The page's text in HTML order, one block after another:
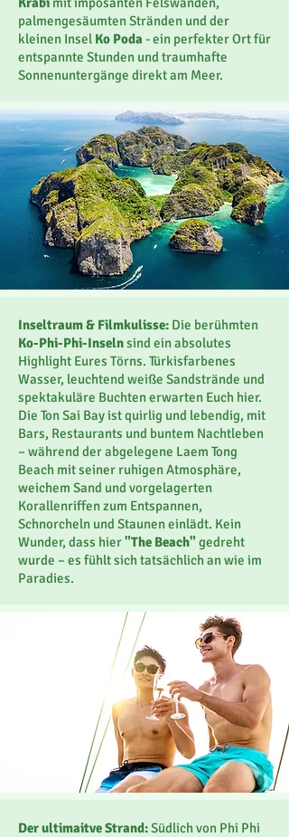
palmengesäumten Stränden und der
kleinen Insel Ko Poda - ein perfekter Ort für
entspannte Stunden und traumhafte
Sonnenuntergänge direkt am Meer.
Inseltraum & Filmkulisse: Die berühmten
Ko-Phi-Phi-Inselnsind ein absolutes
Highlight Eures Törns. Türkisfarbenes
Wasser, leuchtend weiße Sandstrände und
spektakuläre Buchten erwarten Euch hier.
Die Ton Sai Bay ist quirlig und lebendig, mit
Bars, Restaurants und buntem Nachtleben
– während der abgelegene Laem Tong
Beach mit seiner ruhigen Atmosphäre,
weichem Sand und vorgelagerten
Korallenriffen zum Entspannen,
Schnorcheln und Staunen einlädt. Kein
Wunder, dass hier"The Beach" gedreht
wurde – es fühlt sich tatsächlich an wie im
Paradies.
Der ultimaitve Strand:Südlich von Phi Phi